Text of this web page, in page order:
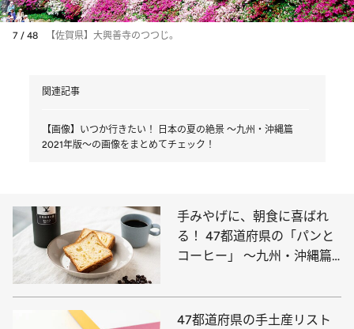
7 / 48 【佐賀県】大興善寺のつつじ。
関連記事
【画像】いつか行きたい！ 日本の夏の絶景 ～九州・沖縄篇
2021年版～の画像をまとめてチェック！
手みやげに、朝食に喜ばれ
る！ 47都道府県の「パンと
コーヒー」 ～九州・沖縄篇
47都道府県の手土産リスト